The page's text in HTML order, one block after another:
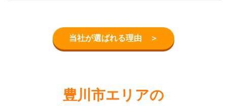
当社が選ばれる理由 ＞
豊川市エリアの